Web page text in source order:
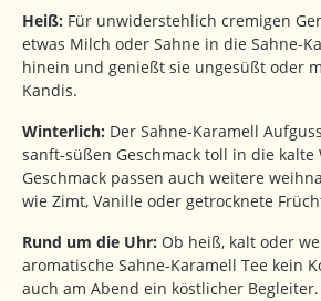
Heiß: Für unwiderstehlich cremigen
etwas Milch oder Sahne in die Sahne-
hinein und genießt sie ungesüßt oder
Kandis.
Winterlich: Der Sahne-Karamell
sanft-süßen Geschmack toll in die kalte
Geschmack passen auch weitere
wie Zimt, Vanille oder getrocknete
Rund um die Uhr: Ob heiß, kalt oder
aromatische Sahne-Karamell Tee kein
auch am Abend ein köstlicher Begleiter.